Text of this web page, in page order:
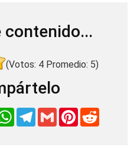
contenido...
(Votos: 4Promedio: 5)
W
T
G
m
P